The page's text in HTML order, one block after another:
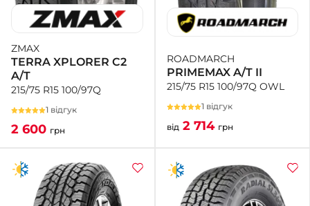
ZMAX
TERRA XPLORER C2
A/T
215/75 R15 100/97Q
1 відгук
2 600 грн
ROADMARCH
PRIMEMAX A/T II
215/75 R15 100/97Q OWL
1 відгук
від 2 714 грн